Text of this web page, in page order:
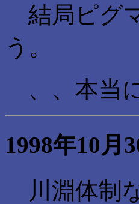
結局ピグ
う。
、、本当
1998年10月
川淵体制